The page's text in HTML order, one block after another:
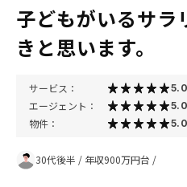
子どもがいるサラ
きと思います。
サービス： 5.0
エージェント： 5.0
物件： 5.0
30代後半 / 年収900万円台 /